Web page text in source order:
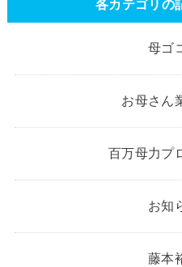
各カテゴリの
母ゴ
お母さん
百万母力プ
お知
藤本